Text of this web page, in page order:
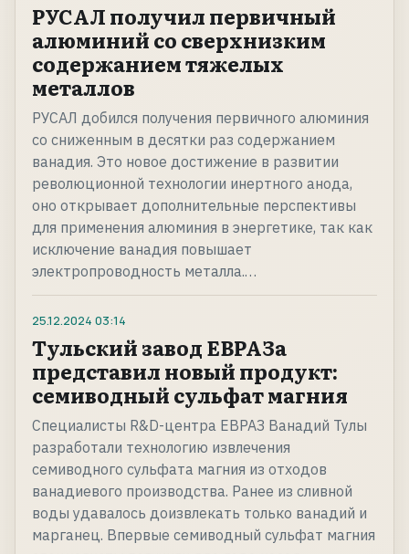
РУСАЛ получил первичный
алюминий со сверхнизким
содержанием тяжелых
металлов
РУСАЛ добился получения первичного алюминия
со сниженным в десятки раз содержанием
ванадия. Это новое достижение в развитии
революционной технологии инертного анода,
оно открывает дополнительные перспективы
для применения алюминия в энергетике, так как
исключение ванадия повышает
электропроводность металла.…
25.12.2024 03:14
Тульский завод ЕВРАЗа
представил новый продукт:
семиводный сульфат магния
Специалисты R&D-центра ЕВРАЗ Ванадий Тулы
разработали технологию извлечения
семиводного сульфата магния из отходов
ванадиевого производства. Ранее из сливной
воды удавалось доизвлекать только ванадий и
марганец. Впервые семиводный сульфат магния